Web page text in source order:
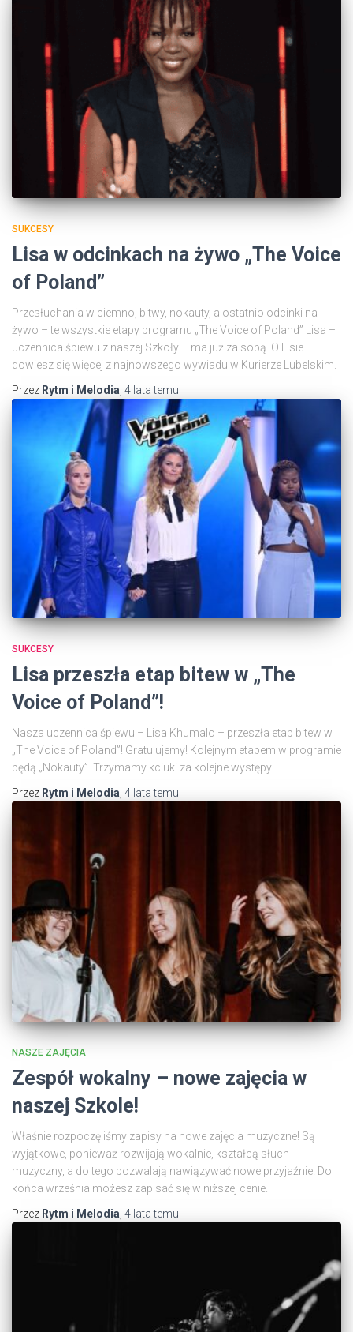
SUKCESY
Lisa w odcinkach na żywo „The Voice
of Poland”
Przesłuchania w ciemno, bitwy, nokauty, a ostatnio odcinki na
żywo – te wszystkie etapy programu „The Voice of Poland” Lisa –
uczennica śpiewu z naszej Szkoły – ma już za sobą. O Lisie
dowiesz się więcej z najnowszego wywiadu w Kurierze Lubelskim.
Przez Rytm i Melodia 4 latatemu
SUKCESY
Lisa przeszła etap bitew w „The
Voice of Poland”!
Nasza uczennica śpiewu – Lisa Khumalo – przeszła etap bitew w
„The Voice of Poland”! Gratulujemy! Kolejnym etapem w programie
będą „Nokauty”. Trzymamy kciuki za kolejne występy!
Przez Rytm i Melodia, 4 latatemu
NASZE ZAJĘCIA
Zespół wokalny – nowe zajęcia w
naszej Szkole!
Właśnie rozpoczęliśmy zapisy na nowe zajęcia muzyczne! Są
wyjątkowe, ponieważ rozwijają wokalnie, kształcą słuch
muzyczny, a do tego pozwalają nawiązywać nowe przyjaźnie! Do
końca września możesz zapisać się w niższej cenie.
Przez Rytm i Melodia 4 latatemu